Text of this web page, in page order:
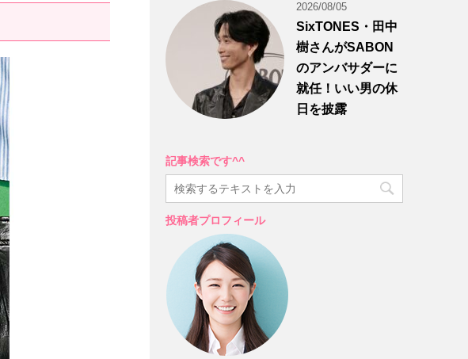
2026/08/05
SixTONES・田中
樹さんがSABON
のアンバサダーに
就任！いい男の休
日を披露
記事検索です^^
投稿者プロフィール